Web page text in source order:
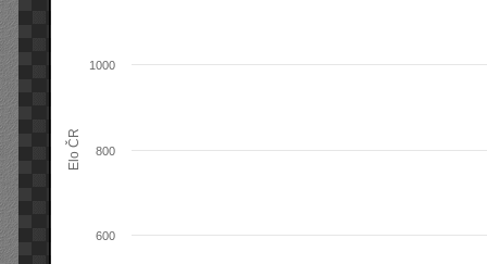
Elo ČR
600
800
1000